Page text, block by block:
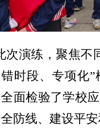
次演练， 聚焦不
时段、专项化”
面检验了学校
防线、建设平